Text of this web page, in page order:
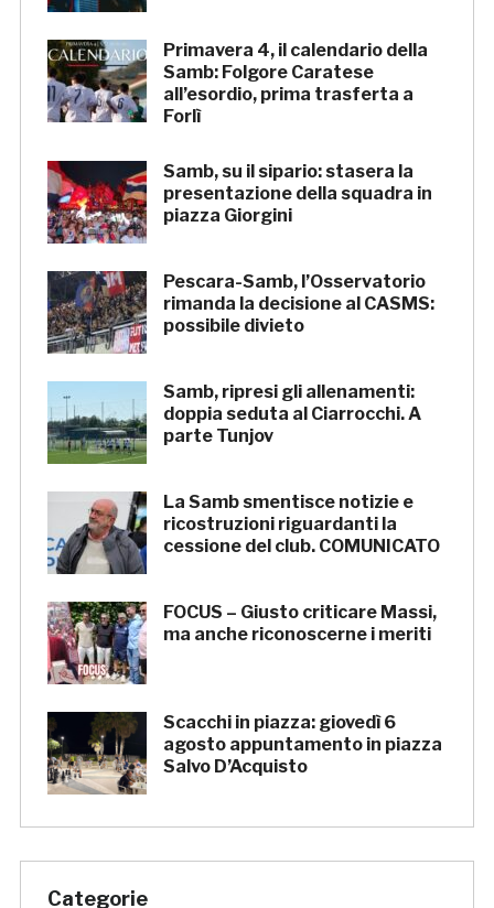
Primavera 4, il calendario della
Samb: Folgore Caratese
all’esordio, prima trasferta a
Forlì
Samb, su il sipario: stasera la
presentazione della squadra in
piazza Giorgini
Pescara-Samb, l’Osservatorio
rimanda la decisione al CASMS:
possibile divieto
Samb, ripresi gli allenamenti:
doppia seduta al Ciarrocchi. A
parte Tunjov
La Samb smentisce notizie e
ricostruzioni riguardanti la
cessione del club. COMUNICATO
FOCUS – Giusto criticare Massi,
ma anche riconoscerne i meriti
Scacchi in piazza: giovedì 6
agosto appuntamento in piazza
Salvo D’Acquisto
Categorie